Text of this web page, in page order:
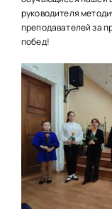
руководителя
преподавателей за
побед!